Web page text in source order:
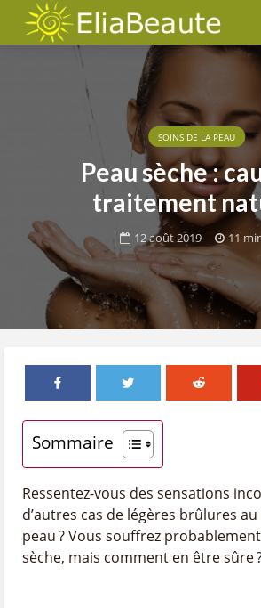
SOINS DE LA PEAU
Peau sèche :
traitement
12 août 2019 11
Sommaire
Ressentez-vous des sensations
d’autres cas de légères brûlures
peau ? Vous souffrez
sèche, mais comment en être sûre